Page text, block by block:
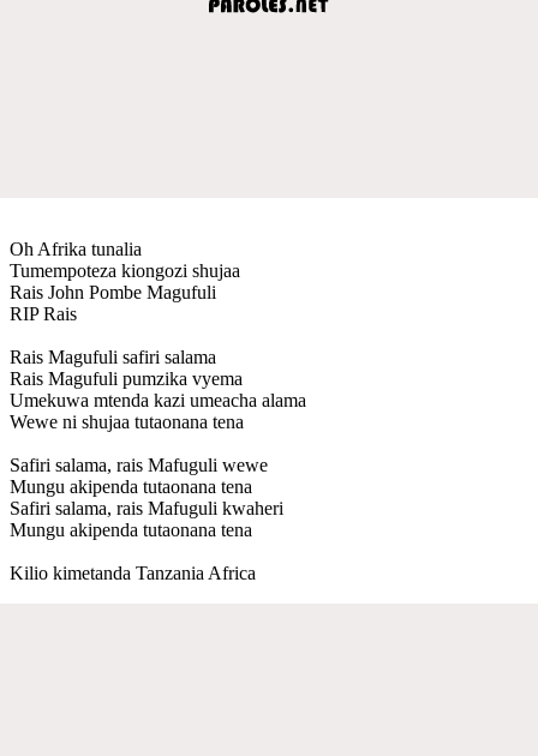
Oh Afrika tunalia
Tumempoteza kiongozi shujaa
Rais John Pombe Magufuli
RIP Rais
Rais Magufuli safiri salama
Rais Magufuli pumzika vyema
Umekuwa mtenda kazi umeacha alama
Wewe ni shujaa tutaonana tena
Safiri salama, rais Mafuguli wewe
Mungu akipenda tutaonana tena
Safiri salama, rais Mafuguli kwaheri
Mungu akipenda tutaonana tena
Kilio kimetanda Tanzania Africa